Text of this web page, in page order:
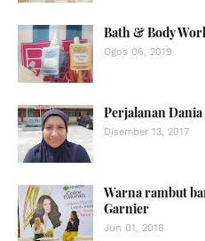
Bath & Body
Ogos 06, 2019
Perjalanan
Disember 13, 2017
Warna rambut
Garnier
Jun 01, 2018